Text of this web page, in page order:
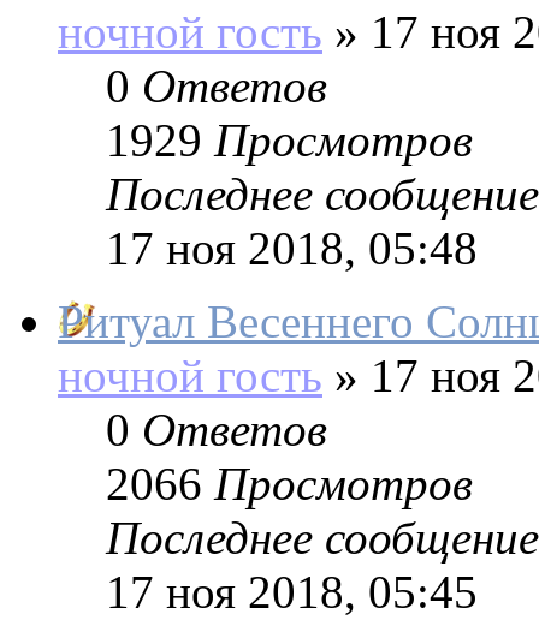
ночной гость » 17 ноя
0 Ответов
1929 Просмотров
Последнее сообщение
17 ноя 2018, 05:48
Ритуал Весеннего
ночной гость » 17 ноя
0 Ответов
2066 Просмотров
Последнее сообщение
17 ноя 2018, 05:45